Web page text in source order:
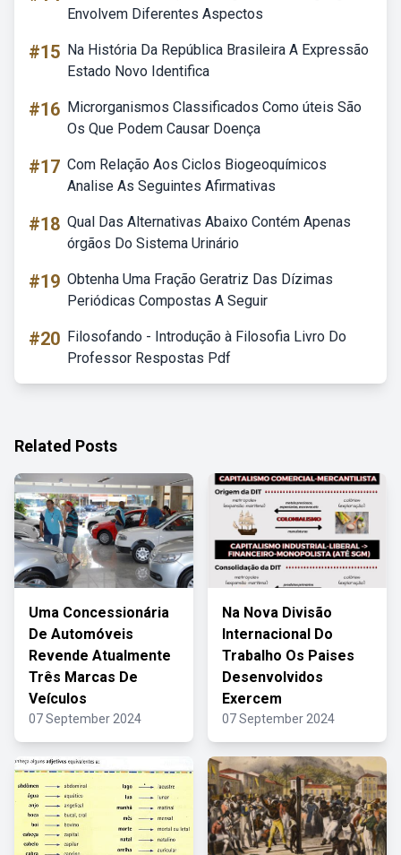
Envolvem Diferentes Aspectos
#15 Na História Da República Brasileira A Expressão
Estado Novo Identifica
#16 Microrganismos Classificados Como úteis São
Os Que Podem Causar Doença
#17 Com Relação Aos Ciclos Biogeoquímicos
Analise As Seguintes Afirmativas
#18 Qual Das Alternativas Abaixo Contém Apenas
órgãos Do Sistema Urinário
#19 Obtenha Uma Fração Geratriz Das Dízimas
Periódicas Compostas A Seguir
#20 Filosofando - Introdução à Filosofia Livro Do
Professor Respostas Pdf
Related Posts
Uma Concessionária
De Automóveis
Revende Atualmente
Três Marcas De
Veículos
07 September 2024
Na Nova Divisão
Internacional Do
Trabalho Os Paises
Desenvolvidos
Exercem
07 September 2024